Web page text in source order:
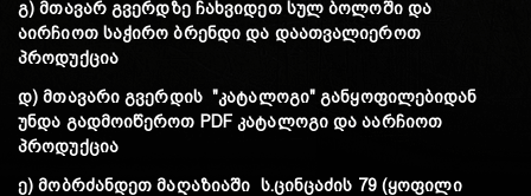
გ)მთავარ გვერდზე ჩახვიდეთ სულ ბოლოში და
აირჩიოთ საჭირო ბრენდი და დაათვალიეროთ
პროდუქცია
დ)მთავარი გვერდის "კატალოგი" განყოფილებიდან
უნდა გადმოიწეროთ PDF კატალოგი და აარჩიოთ
პროდუქცია
ე) მობრძანდეთ მაღაზიაში ს.ცინცაძის 79 (ყოფილი